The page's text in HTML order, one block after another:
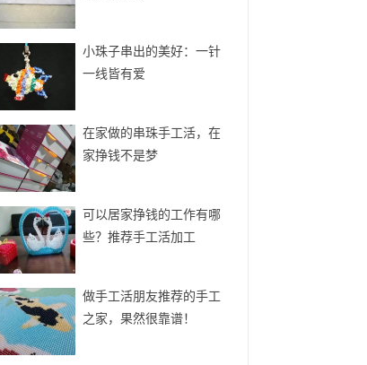
小珠子串出的美好：一针
一线皆有爱
在家做的串珠手工活，在
家挣钱不是梦
可以居家挣钱的工作有哪
些？推荐手工活加工
做手工活朋友推荐的手工
之家，果然很靠谱！